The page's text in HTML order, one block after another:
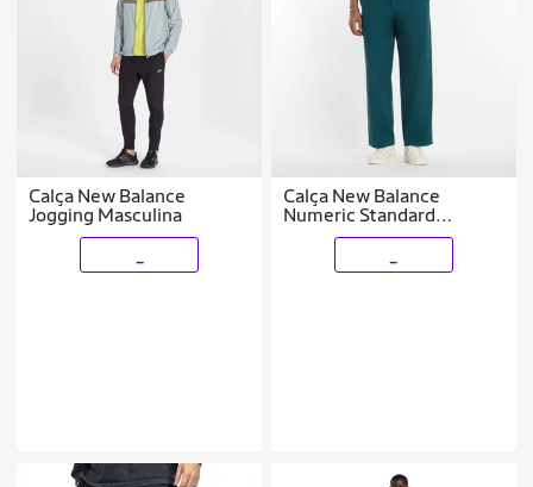
Calça New Balance
Jogging Masculina
Calça New Balance
Numeric Standard
Masculino